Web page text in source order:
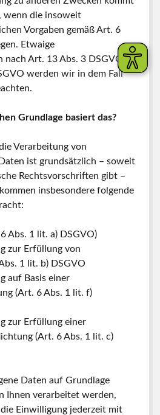
wenn die insoweit
Vorgaben gemäß Art. 6
Etwaige
Art. 13 Abs. 3 DSGVO
werden wir in dem Fall
Grundlage basiert das?
Verarbeitung von
ist grundsätzlich – soweit
Rechtsvorschriften gibt –
insbesondere folgende
Abs. 1 lit. a) DSGVO)
zur Erfüllung von
1 lit. b) DSGVO
auf Basis einer
(Art. 6 Abs. 1 lit. f)
zur Erfüllung einer
(Art. 6 Abs. 1 lit. c)
Daten auf Grundlage
Ihnen verarbeitet werden,
die Einwilligung jederzeit mit